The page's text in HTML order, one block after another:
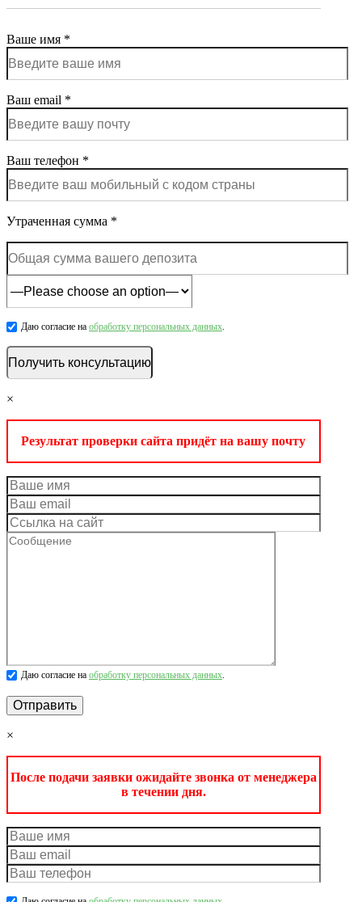
Ваше имя *
Ваш email *
Ваш телефон *
Утраченная сумма *
Даю согласие на обработку персональных данных.
×
Результат проверки сайта придёт на вашу почту
Даю согласие на обработку персональных данных.
×
После подачи заявки ожидайте звонка от менеджера
в течении дня.